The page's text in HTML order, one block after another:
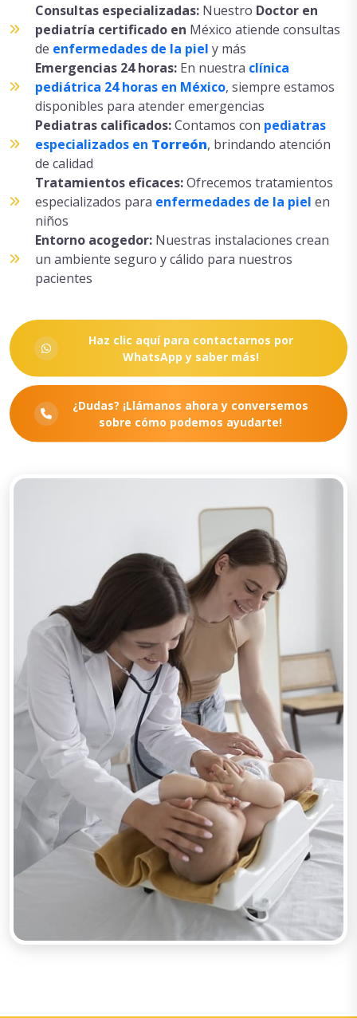
Consultas especializadas: Nuestro Doctor en
pediatría certificado en México atiende consultas
de enfermedades de la piel y más
Emergencias 24 horas: En nuestra clínica
pediátrica 24 horas en México, siempre estamos
disponibles para atender emergencias
Pediatras calificados:Contamos con pediatras
especializados en Torreón, brindando atención
de calidad
Tratamientos eficaces:Ofrecemos tratamientos
especializados para enfermedades de la piel en
niños
Entorno acogedor: Nuestras instalaciones crean
un ambiente seguro y cálido para nuestros
pacientes
Haz clic aquí para contactarnos por
WhatsApp y saber más!
¿Dudas? ¡Llámanos ahora y conversemos
sobre cómo podemos ayudarte!